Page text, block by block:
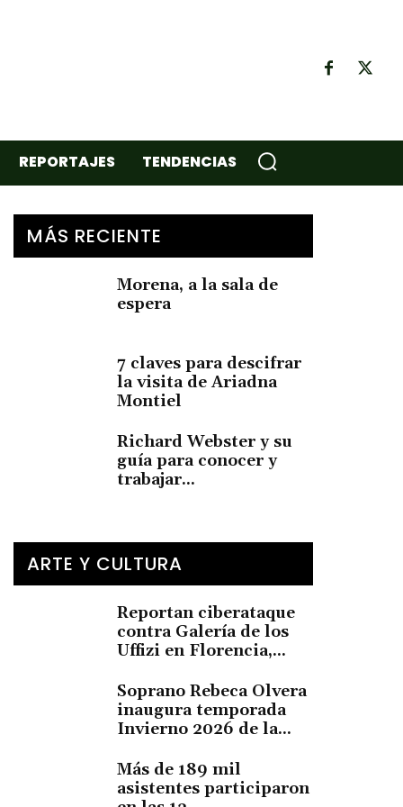
REPORTAJES TENDENCIAS
MÁS RECIENTE
Morena, a la sala de
espera
7 claves para descifrar
la visita de Ariadna
Montiel
Richard Webster y su
guía para conocer y
trabajar...
ARTE Y CULTURA
Reportan ciberataque
contra Galería de los
Uffizi en Florencia,...
Soprano Rebeca Olvera
inaugura temporada
Invierno 2026 de la...
Más de 189 mil
asistentes participaron